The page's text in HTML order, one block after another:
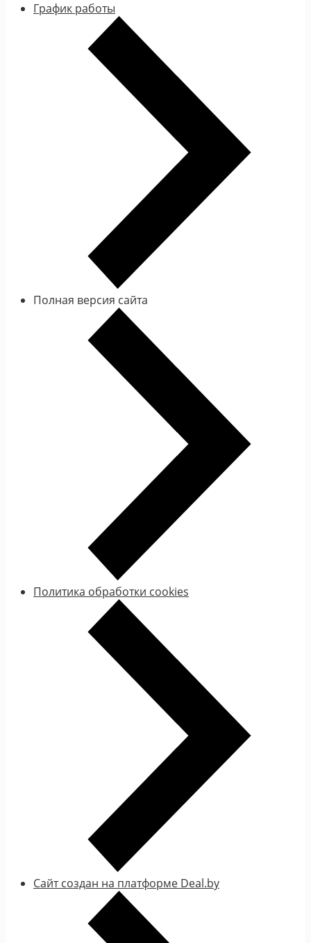
График работы
Полная версия сайта
Политика обработки cookies
Сайт создан на платформе Deal.by